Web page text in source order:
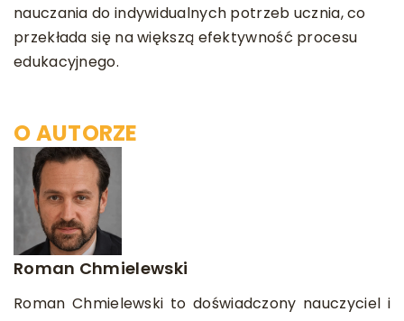
nauczania do indywidualnych potrzeb ucznia, co
przekłada się na większą efektywność procesu
edukacyjnego.
O AUTORZE
Roman Chmielewski
Roman Chmielewski to doświadczony nauczyciel i